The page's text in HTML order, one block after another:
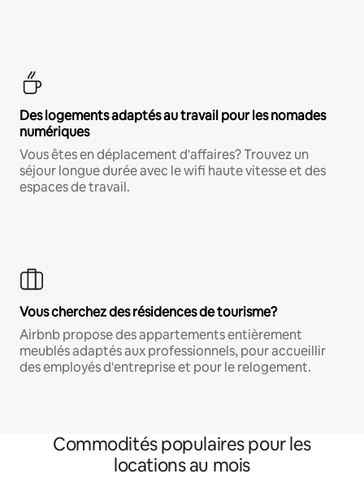
Des logements adaptés au travail pour les nomades
numériques
Vous êtes en déplacement d'affaires? Trouvez un
séjour longue durée avec le wifi haute vitesse et des
espaces de travail.
Vous cherchez des résidences de tourisme?
Airbnb propose des appartements entièrement
meublés adaptés aux professionnels, pour accueillir
des employés d'entreprise et pour le relogement.
Commodités populaires pour les
locations au mois